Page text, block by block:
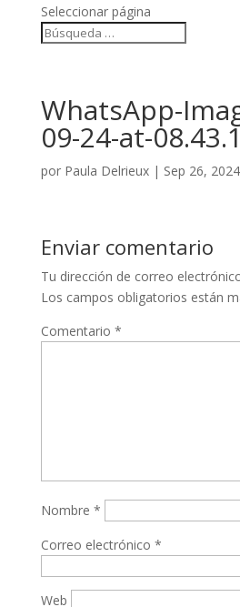
Seleccionar página
WhatsApp-
09-24-at-
por Paula Delrieux| Sep 26, 2024
Enviar comentario
Tu dirección de correo
Los campos obligatorios están
Comentario *
Nombre *
Correo electrónico *
Web